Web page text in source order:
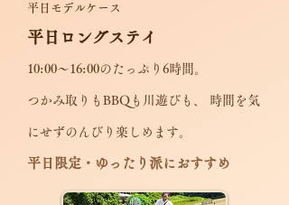
平日モデルケース
平日ロングステイ
10:00〜16:00のたっぷり6時間。
つかみ取りもBBQも川遊びも、 時間を気
にせずのんびり楽しめます。
平日限定・ゆったり派におすすめ